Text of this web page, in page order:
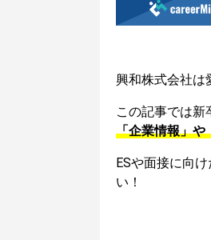
興和株式会社は
この記事では新
「企業情報」や
ESや面接に向
い！